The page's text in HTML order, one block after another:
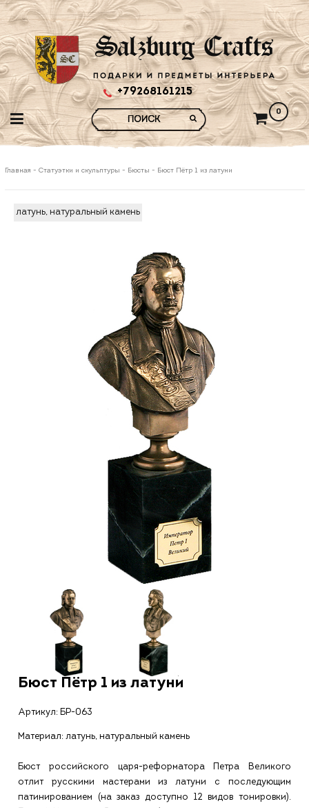
+79268161215
0
Главная - Статуэтки и скульптуры - Бюсты - Бюст Пётр 1 из латуни
латунь, натуральный камень
Бюст Пётр 1 из латуни
Артикул: БР-063
Материал: латунь, натуральный камень
Бюст российского царя-реформатора Петра Великого
отлит русскими мастерами из латуни с последующим
патинированием (на заказ доступно 12 видов тонировки).